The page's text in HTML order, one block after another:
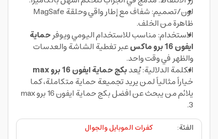
لون/تصميم: شفاف مع إطار واقي وحلقة MagSafe
ظاهرة من الخلف.
الاستخدام: مناسب للاستخدام اليومي ويوفرحماية
ايفون 16 برو ماكس
عبر تغطية الشاشة والعدسات
والظهر في وقت واحد.
الكلمة الدلالية: يُعدبكج حماية ايفون 16 برو max
خياراً مثالياً لمن يريد تجميعة حماية متكاملة، كما
يلائم من يبحث عن افضل بكج حماية ايفون 16 برو max
3.
الفئة:
كفرات الموبايل والجوال